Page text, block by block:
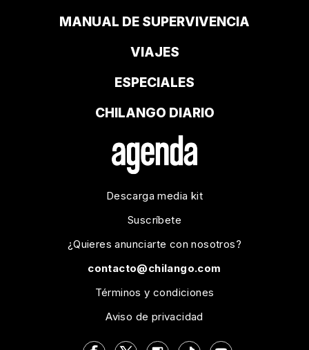
MANUAL DE SUPERVIVENCIA
VIAJES
ESPECIALES
CHILANGO DIARIO
Descarga media kit
Suscríbete
¿Quieres anunciarte con nosotros?
contacto@chilango.com
Términos y condiciones
Aviso de privacidad